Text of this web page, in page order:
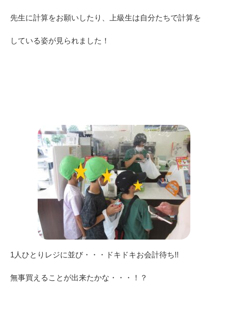
先生に計算をお願いしたり、上級生は自分たちで計算を
している姿が見られました！
1人ひとりレジに並び・・・ドキドキお会計待ち!!
無事買えることが出来たかな・・・！？